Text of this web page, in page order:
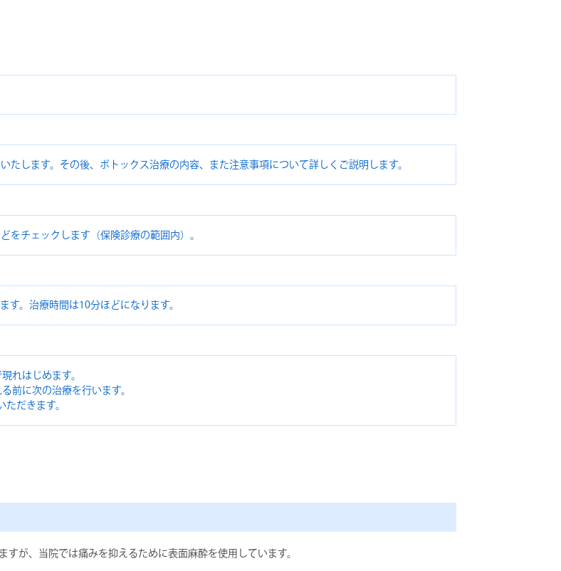
たします。その後、ボトックス治療の内容、また注意事項について詳しくご説明します。
をチェックします（保険診療の範囲内）。
す。治療時間は10分ほどになります。
れはじめます。
前に次の治療を行います。
だきます。
が、当院では痛みを抑えるために表面麻酔を使用しています。